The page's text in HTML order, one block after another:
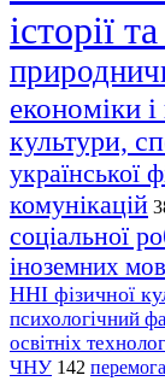
історії
економіки
культури,
української
комунікацій
соціальної
іноземних мов
ННІ фізичної
психологічний
освітніх
ЧНУ 142 перемога